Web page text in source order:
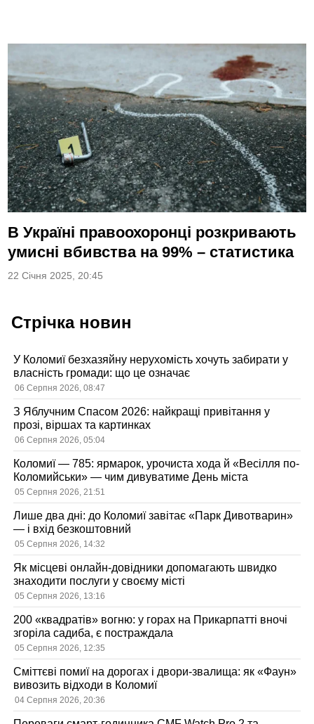
В Україні правоохоронці розкривають
умисні вбивства на 99% – статистика
22 Січня 2025, 20:45
Стрічка новин
У Коломиї безхазяйну нерухомість хочуть забирати у
власність громади: що це означає
06 Серпня 2026, 08:47
З Яблучним Спасом 2026: найкращі привітання у
прозі, віршах та картинках
06 Серпня 2026, 05:04
Коломиї — 785: ярмарок, урочиста хода й «Весілля по-
Коломийськи» — чим дивуватиме День міста
05 Серпня 2026, 21:51
Лише два дні: до Коломиї завітає «Парк Дивотварин»
— і вхід безкоштовний
05 Серпня 2026, 14:32
Як місцеві онлайн-довідники допомагають швидко
знаходити послуги у своєму місті
05 Серпня 2026, 13:16
200 «квадратів» вогню: у горах на Прикарпатті вночі
згоріла садиба, є постраждала
05 Серпня 2026, 12:35
Сміттєві помиї на дорогах і двори-звалища: як «Фаун»
вивозить відходи в Коломиї
04 Серпня 2026, 20:36